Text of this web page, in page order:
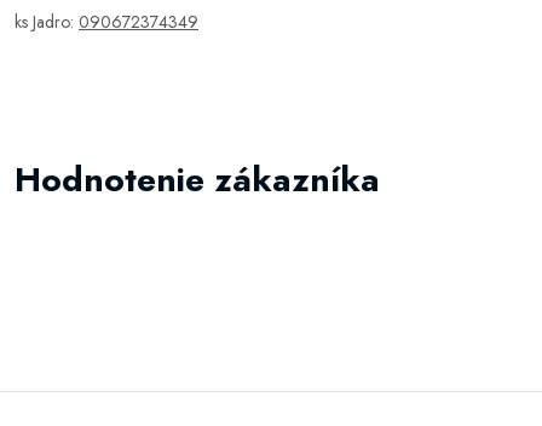
ks Jadro: 090672374349
Hodnotenie zákazníka